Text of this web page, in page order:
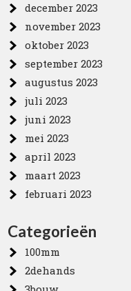
december 2023
november 2023
oktober 2023
september 2023
augustus 2023
juli 2023
juni 2023
mei 2023
april 2023
maart 2023
februari 2023
Categorieën
100mm
2dehands